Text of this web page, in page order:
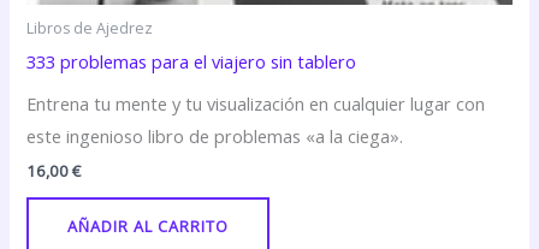
Libros de Ajedrez
333 problemas para el viajero sin tablero
Entrena tu mente y tu visualización en cualquier lugar con
este ingenioso libro de problemas «a la ciega».
16,00€
AÑADIR AL CARRITO